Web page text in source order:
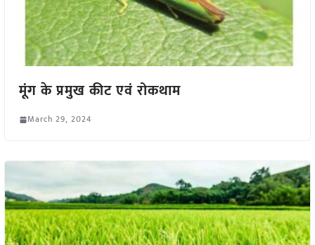
मूंग के प्रमुख कीट एवं रोकथाम
March 29, 2024